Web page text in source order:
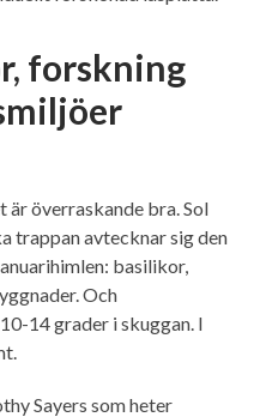
forskning
är överraskande bra. Sol
trappan avtecknar sig den
basilikor,
Och
14 grader i skuggan. I
Sayers som heter